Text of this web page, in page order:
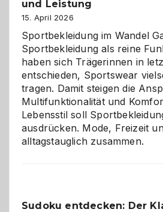
Chaos
und Leistung
15. April 2026
Sportbekleidung im Wandel
Sportbekleidung als reine
haben sich Trägerinnen in
entschieden, Sportswear
tragen. Damit steigen die
Multifunktionalität und
Lebensstil soll
ausdrücken. Mode, Freizeit
alltagstauglich zusammen.
Sudoku entdecken: Der